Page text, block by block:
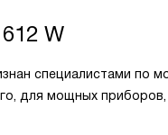
W
специалистами по
для мощных